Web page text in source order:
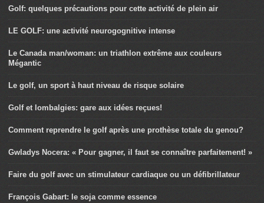
Golf: quelques précautions pour cette activité de plein air
LE GOLF: une activité neurogognitive intense
Le Canada man/woman: un triathlon extrême aux couleurs
Mégantic
Le golf, un sport à haut niveau de risque solaire
Golf et lombalgies: gare aux idées reçues!
Comment reprendre le golf après une prothèse totale du genou?
Gwladys Nocera: « Pour gagner, il faut se connaître parfaitement! »
Faire du golf avec un stimulateur cardiaque ou un défibrillateur
François Gabart: le soja comme essence